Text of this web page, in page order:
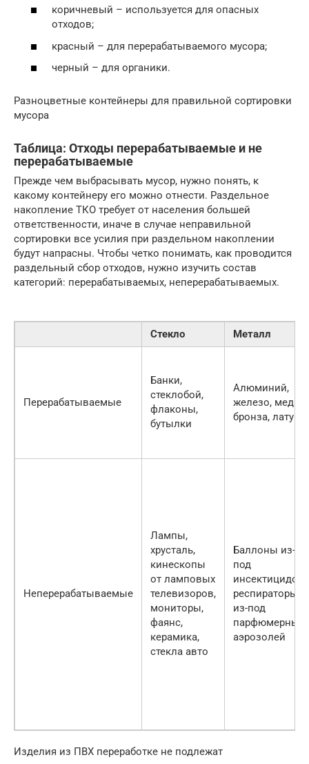
коричневый – используется для опасных
отходов;
красный – для перерабатываемого мусора;
черный – для органики.
Разноцветные контейнеры для правильной сортировки
мусора
Таблица: Отходы перерабатываемые и не
перерабатываемые
Прежде чем выбрасывать мусор, нужно понять, к
какому контейнеру его можно отнести. Раздельное
накопление ТКО требует от населения большей
ответственности, иначе в случае неправильной
сортировки все усилия при раздельном накоплении
будут напрасны. Чтобы четко понимать, как проводится
раздельный сбор отходов, нужно изучить состав
категорий: перерабатываемых, неперерабатываемых.
Стекло Металл
Перерабатываемые
Банки,
стеклобой,
флаконы,
бутылки
Алюминий,
железо, медь,
бронза, латунь
Неперерабатываемые
Лампы,
хрусталь,
кинескопы
от ламповых
телевизоров,
мониторы,
фаянс,
керамика,
стекла авто
Баллоны из-
под
инсектицидов,
респираторы
из-под
парфюмерных
аэрозолей
Изделия из ПВХ переработке не подлежат